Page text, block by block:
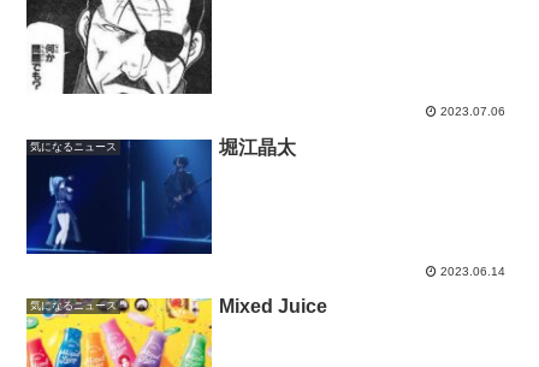
2023.07.06
気になるニュース 堀江晶太
2023.06.14
気になるニュース Mixed Juice